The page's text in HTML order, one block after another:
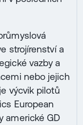
strojírenství a
vazby a
nebo jejich
výcvik pilotů
European
americké GD